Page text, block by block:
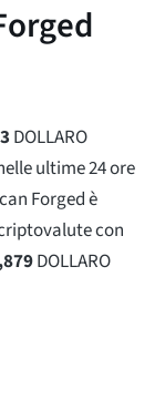
DOLLARO
ultime 24 ore
Forged è
con
DOLLARO